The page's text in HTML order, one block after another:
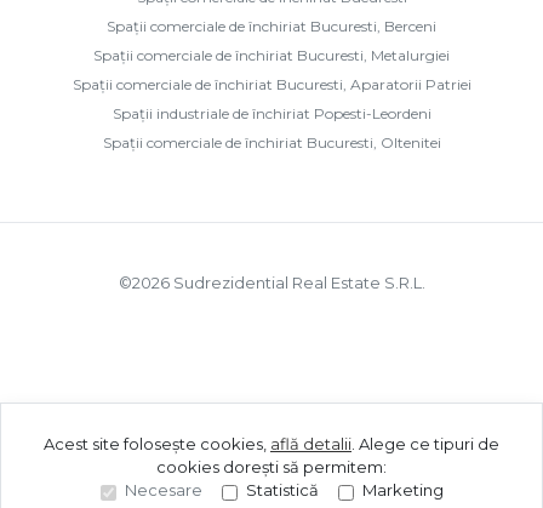
Spații comerciale de închiriat Bucuresti, Berceni
Spații comerciale de închiriat Bucuresti, Metalurgiei
Spații comerciale de închiriat Bucuresti, Aparatorii Patriei
Spații industriale de închiriat Popesti-Leordeni
Spații comerciale de închiriat Bucuresti, Oltenitei
©2026Sudrezidential Real Estate S.R.L.
Acest site folosește cookies, află detalii Alege ce tipuri de
cookies dorești să permitem:
Necesare
Statistică Marketing